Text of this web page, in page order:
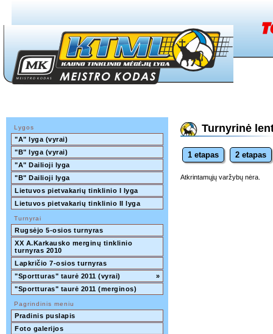
Lygos
"A" lyga (vyrai)
"B" lyga (vyrai)
"A" Dailioji lyga
"B" Dailioji lyga
Lietuvos pietvakarių tinklinio I lyga
Lietuvos pietvakarių tinklinio II lyga
Turnyrai
Rugsėjo 5-osios turnyras
XX A.Karkausko merginų tinklinio
turnyras 2010
Lapkričio 7-osios turnyras
"Sportturas" taurė 2011 (vyrai)
»
"Sportturas" taurė 2011 (merginos)
Pagrindinis meniu
Pradinis puslapis
Foto galerijos
Turnyrinė
1 etapas 2 etapas
Atkrintamųjų varžybų nėra.